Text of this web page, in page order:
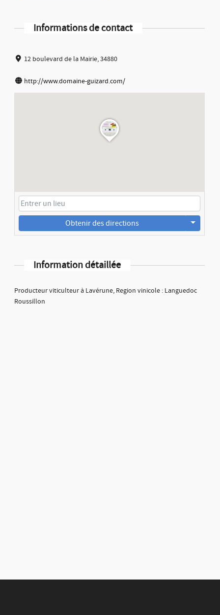
Informations de contact
12 boulevard de la Mairie, 34880
http://www.domaine-guizard.com/
Obtenir des directions
Information détaillée
Producteur viticulteur à Lavérune, Region vinicole : Languedoc
Roussillon